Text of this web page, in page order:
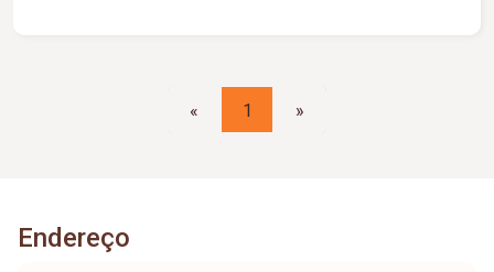
« 1 »
Endereço